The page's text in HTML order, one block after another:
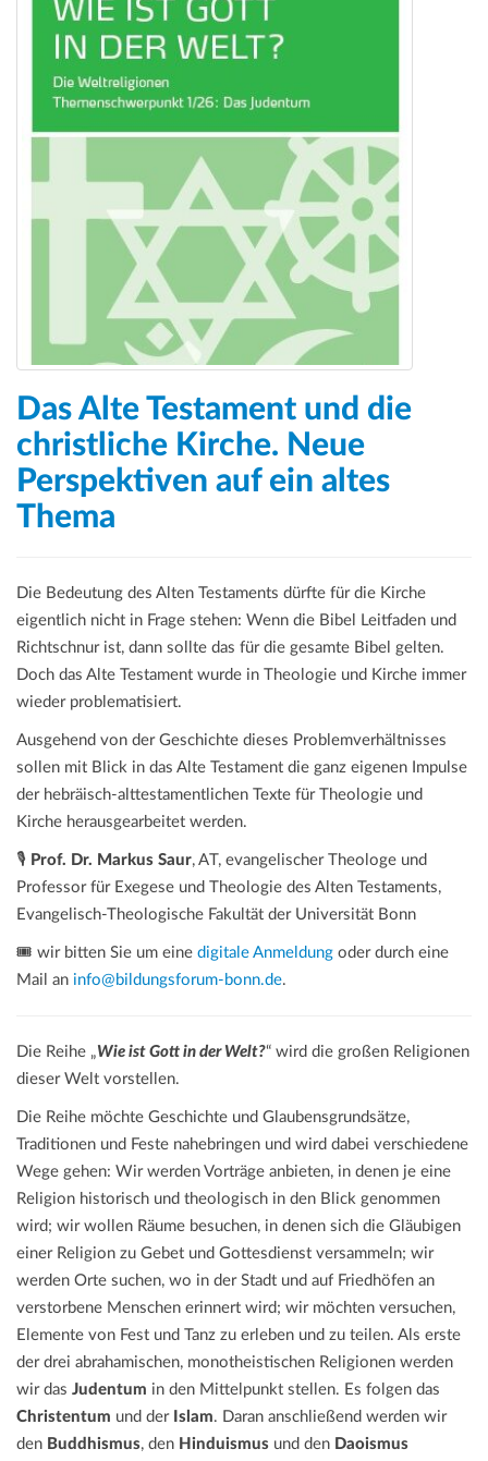
Das Alte Testament und die
christliche Kirche. Neue
Perspektiven auf ein altes
Thema
Die Bedeutung des Alten Testaments dürfte für die Kirche
eigentlich nicht in Frage stehen: Wenn die Bibel Leitfaden und
Richtschnur ist, dann sollte das für die gesamte Bibel gelten.
Doch das Alte Testament wurde in Theologie und Kirche immer
wieder problematisiert.
Ausgehend von der Geschichte dieses Problemverhältnisses
sollen mit Blick in das Alte Testament die ganz eigenen Impulse
der hebräisch-alttestamentlichen Texte für Theologie und
Kirche herausgearbeitet werden.
🎙️ Prof. Dr. Markus Saur, AT, evangelischer Theologe und
Professor für Exegese und Theologie des Alten Testaments,
Evangelisch-Theologische Fakultät der Universität Bonn
🎟️ wir bitten Sie um eine digitale Anmeldung oder durch eine
Mail an info@bildungsforum-bonn.de.
Die Reihe „Wie ist Gott in der Welt?“ wird die großen Religionen
dieser Welt vorstellen.
Die Reihe möchte Geschichte und Glaubensgrundsätze,
Traditionen und Feste nahebringen und wird dabei verschiedene
Wege gehen: Wir werden Vorträge anbieten, in denen je eine
Religion historisch und theologisch in den Blick genommen
wird; wir wollen Räume besuchen, in denen sich die Gläubigen
einer Religion zu Gebet und Gottesdienst versammeln; wir
werden Orte suchen, wo in der Stadt und auf Friedhöfen an
verstorbene Menschen erinnert wird; wir möchten versuchen,
Elemente von Fest und Tanz zu erleben und zu teilen. Als erste
der drei abrahamischen, monotheistischen Religionen werden
wir das Judentum in den Mittelpunkt stellen. Es folgen das
Christentum und der Islam. Daran anschließend werden wir
den Buddhismus, den Hinduismus und den Daoismus